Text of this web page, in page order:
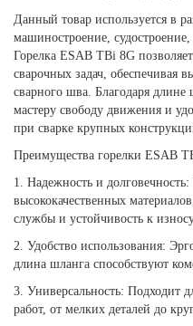
Данный товар используется в
машиностроение,
Горелка ESAB TBi 8G
сварочных задач, обеспечивая
сварного шва. Благодаря длине
мастеру свободу движения и
при сварке крупных
Преимущества горелки ESAB
1. Надежность и долговечность:
высококачественных
службы и устойчивость к
2. Удобство использования:
длина шланга способствуют
3. Универсальность: Подходит
работ, от мелких деталей до